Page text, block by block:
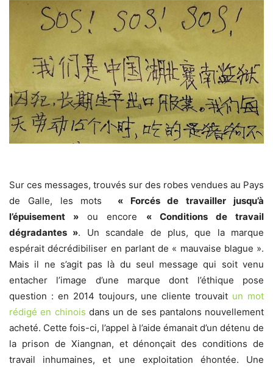
Sur ces messages, trouvés sur des robes vendues au Pays
de Galle, les mots « Forcés de travailler jusqu’à
l’épuisement » ou encore « Conditions de travail
dégradantes ». Un scandale de plus, que la marque
espérait décrédibiliser en parlant de « mauvaise blague ».
Mais il ne s’agit pas là du seul message qui soit venu
entacher l’image d’une marque dont l’éthique pose
question : en 2014 toujours, une cliente trouvait un mot
rédigé en chinois dans un de ses pantalons nouvellement
acheté. Cette fois-ci, l’appel à l’aide émanait d’un détenu de
la prison de Xiangnan, et dénonçait des conditions de
travail inhumaines, et une exploitation éhontée. Une